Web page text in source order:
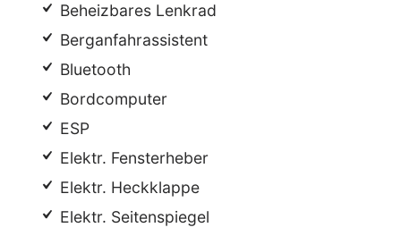
Beheizbares Lenkrad
Berganfahrassistent
Bluetooth
Bordcomputer
ESP
Elektr. Fensterheber
Elektr. Heckklappe
Elektr. Seitenspiegel